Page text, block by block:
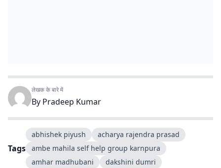
लेखक के बारे में
By Pradeep Kumar
Tags
abhishek piyush
acharya rajendra prasad
ambe mahila self help group karnpura
amhar madhubani
dakshini dumri